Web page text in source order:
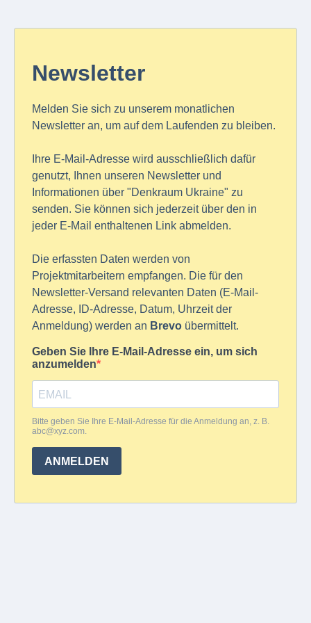
Newsletter
Melden Sie sich zu unserem monatlichen
Newsletter an, um auf dem Laufenden zu bleiben.
Ihre E-Mail-Adresse wird ausschließlich dafür
genutzt, Ihnen unseren Newsletter und
Informationen über "Denkraum Ukraine" zu
senden. Sie können sich jederzeit über den in
jeder E-Mail enthaltenen Link abmelden.
Die erfassten Daten werden von
Projektmitarbeitern empfangen. Die für den
Newsletter-Versand relevanten Daten (E-Mail-
Adresse, ID-Adresse, Datum, Uhrzeit der
Anmeldung) werden an Brevo übermittelt.
Geben Sie Ihre E-Mail-Adresse ein, um sich
anzumelden
Bitte geben Sie Ihre E-Mail-Adresse für die Anmeldung an, z. B.
abc@xyz.com.
ANMELDEN